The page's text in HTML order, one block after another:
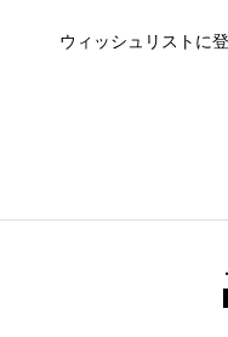
ウィッシュリストに